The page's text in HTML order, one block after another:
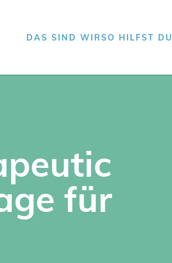
DAS SIND WIRSO HILFST DU
für